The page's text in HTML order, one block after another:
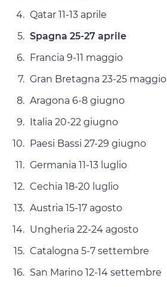
Qatar 11-13 aprile
Spagna 25-27 aprile
Francia 9-11 maggio
Gran Bretagna 23-25 maggio
Aragona 6-8 giugno
Italia 20-22 giugno
Paesi Bassi 27-29 giugno
Germania 11-13 luglio
Cechia 18-20 luglio
Austria 15-17 agosto
Ungheria 22-24 agosto
Catalogna 5-7 settembre
San Marino 12-14 settembre